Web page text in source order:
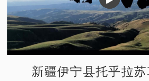
新疆伊宁县托乎拉